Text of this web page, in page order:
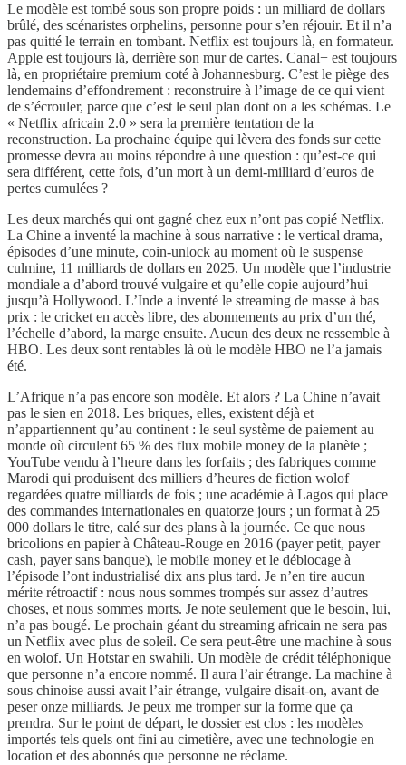
Le modèle est tombé sous son propre poids : un milliard de dollars
brûlé, des scénaristes orphelins, personne pour s’en réjouir. Et il n’a
pas quitté le terrain en tombant. Netflix est toujours là, en formateur.
Apple est toujours là, derrière son mur de cartes. Canal+ est toujours
là, en propriétaire premium coté à Johannesburg. C’est le piège des
lendemains d’effondrement : reconstruire à l’image de ce qui vient
de s’écrouler, parce que c’est le seul plan dont on a les schémas. Le
« Netflix africain 2.0 » sera la première tentation de la
reconstruction. La prochaine équipe qui lèvera des fonds sur cette
promesse devra au moins répondre à une question : qu’est-ce qui
sera différent, cette fois, d’un mort à un demi-milliard d’euros de
pertes cumulées ?
Les deux marchés qui ont gagné chez eux n’ont pas copié Netflix.
La Chine a inventé la machine à sous narrative : le vertical drama,
épisodes d’une minute, coin-unlock au moment où le suspense
culmine, 11 milliards de dollars en 2025. Un modèle que l’industrie
mondiale a d’abord trouvé vulgaire et qu’elle copie aujourd’hui
jusqu’à Hollywood. L’Inde a inventé le streaming de masse à bas
prix : le cricket en accès libre, des abonnements au prix d’un thé,
l’échelle d’abord, la marge ensuite. Aucun des deux ne ressemble à
HBO. Les deux sont rentables là où le modèle HBO ne l’a jamais
été.
L’Afrique n’a pas encore son modèle. Et alors ? La Chine n’avait
pas le sien en 2018. Les briques, elles, existent déjà et
n’appartiennent qu’au continent : le seul système de paiement au
monde où circulent 65 % des flux mobile money de la planète ;
YouTube vendu à l’heure dans les forfaits ; des fabriques comme
Marodi qui produisent des milliers d’heures de fiction wolof
regardées quatre milliards de fois ; une académie à Lagos qui place
des commandes internationales en quatorze jours ; un format à 25
000 dollars le titre, calé sur des plans à la journée. Ce que nous
bricolions en papier à Château-Rouge en 2016 (payer petit, payer
cash, payer sans banque), le mobile money et le déblocage à
l’épisode l’ont industrialisé dix ans plus tard. Je n’en tire aucun
mérite rétroactif : nous nous sommes trompés sur assez d’autres
choses, et nous sommes morts. Je note seulement que le besoin, lui,
n’a pas bougé. Le prochain géant du streaming africain ne sera pas
un Netflix avec plus de soleil. Ce sera peut-être une machine à sous
en wolof. Un Hotstar en swahili. Un modèle de crédit téléphonique
que personne n’a encore nommé. Il aura l’air étrange. La machine à
sous chinoise aussi avait l’air étrange, vulgaire disait-on, avant de
peser onze milliards. Je peux me tromper sur la forme que ça
prendra. Sur le point de départ, le dossier est clos : les modèles
importés tels quels ont fini au cimetière, avec une technologie en
location et des abonnés que personne ne réclame.